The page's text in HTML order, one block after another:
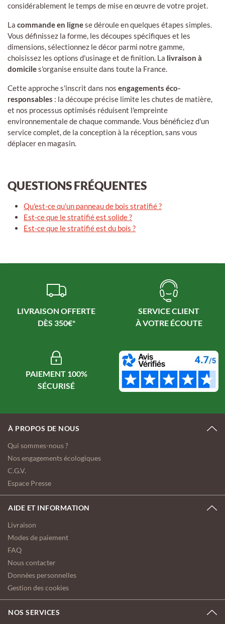
considérablement le temps de mise en œuvre de votre projet.
La commande en lignese déroule en quelques étapes simples.
Vous définissez la forme, les découpes spécifiques et les
dimensions, sélectionnez le décor parmi notre gamme,
choisissez les options d'usinage et de finition. La livraison à
domiciles'organise ensuite dans toute la France.
Cette approche s'inscrit dans nos engagements éco-
responsables : la découpe précise limite les chutes de matière,
et nos processus optimisés réduisent l'empreinte
environnementale de chaque commande. Vous bénéficiez d'un
service complet, de la conception à la réception, sans vous
déplacer en magasin.
QUESTIONS FRÉQUENTES
Qu'est-ce qu'un panneau de bois stratifié ?
Est-ce que le stratifié est solide ?
Est-ce que le stratifié est du bois ?
LIVRAISON OFFERTE
DÈS 350€*
SERVICE CLIENT
À VOTRE ÉCOUTE
PAIEMENT 100%
À PROPOS DE NOUS
Qui sommes-nous ?
Nos engagements écologiques
C.G.V.
Espace Presse
AIDE ET INFORMATION
Livraison
Modes de paiement
FAQ
Nous contacter
Données personnelles
Gestion des cookies
NOS SERVICES